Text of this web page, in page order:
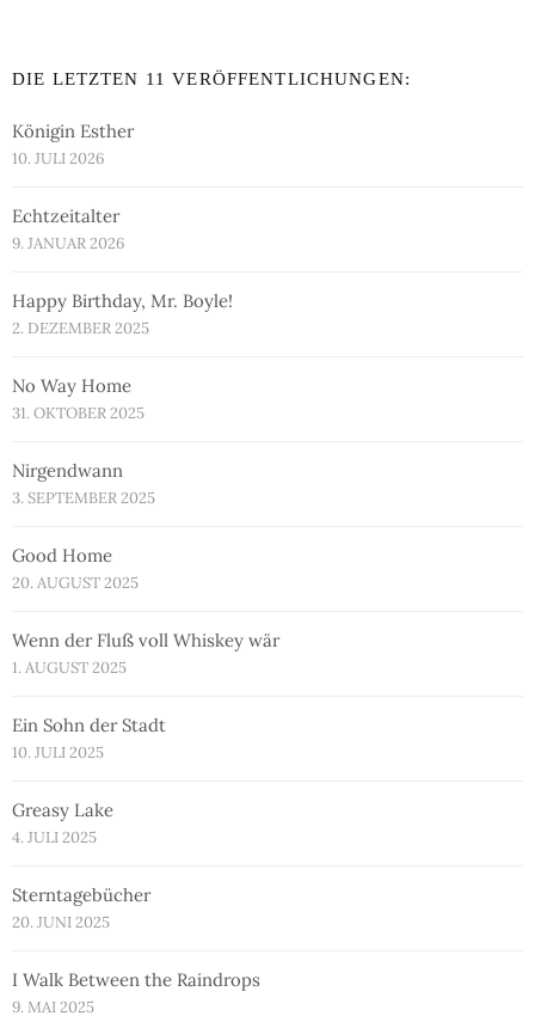
DIE LETZTEN 11 VERÖFFENTLICHUNGEN:
Königin Esther
10. JULI 2026
Echtzeitalter
9. JANUAR 2026
Happy Birthday, Mr. Boyle!
2. DEZEMBER 2025
No Way Home
31. OKTOBER 2025
Nirgendwann
3. SEPTEMBER 2025
Good Home
20. AUGUST 2025
Wenn der Fluß voll Whiskey wär
1. AUGUST 2025
Ein Sohn der Stadt
10. JULI 2025
Greasy Lake
4. JULI 2025
Sterntagebücher
20. JUNI 2025
I Walk Between the Raindrops
9. MAI 2025